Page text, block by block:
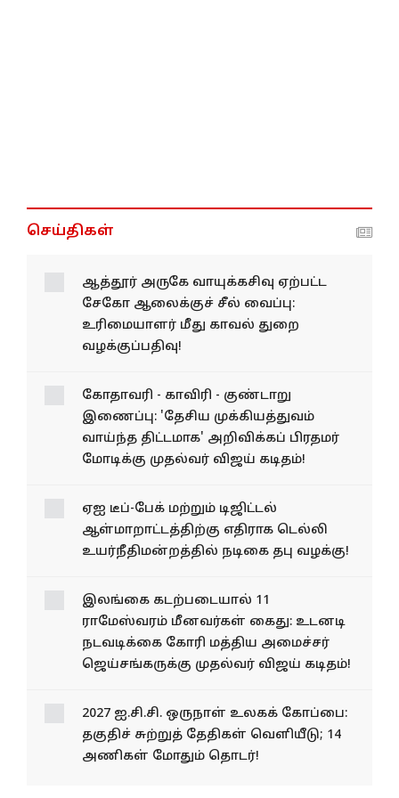
செய்திகள்
ஆத்தூர் அருகே வாயுக்கசிவு ஏற்பட்ட
சேகோ ஆலைக்குச் சீல் வைப்பு:
உரிமையாளர் மீது காவல் துறை
வழக்குப்பதிவு!
கோதாவரி - காவிரி - குண்டாறு
இணைப்பு: 'தேசிய முக்கியத்துவம்
வாய்ந்த திட்டமாக' அறிவிக்கப் பிரதமர்
மோடிக்கு முதல்வர் விஜய் கடிதம்!
ஏஐ டீப்-பேக் மற்றும் டிஜிட்டல்
ஆள்மாறாட்டத்திற்கு எதிராக டெல்லி
உயர்நீதிமன்றத்தில் நடிகை தபு வழக்கு!
இலங்கை கடற்படையால் 11
ராமேஸ்வரம் மீனவர்கள் கைது: உடனடி
நடவடிக்கை கோரி மத்திய அமைச்சர்
ஜெய்சங்கருக்கு முதல்வர் விஜய் கடிதம்!
2027 ஐ.சி.சி. ஒருநாள் உலகக் கோப்பை:
தகுதிச் சுற்றுத் தேதிகள் வெளியீடு; 14
அணிகள் மோதும் தொடர்!